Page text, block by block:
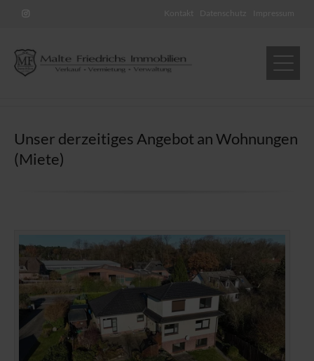
Kontakt Datenschutz Impressum
Unser derzeitiges Angebot an Wohnungen
(Miete)